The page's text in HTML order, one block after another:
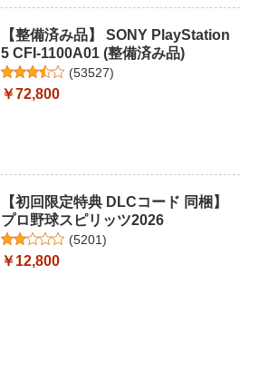
【整備済み品】 SONY PlayStation
5 CFI-1100A01 (整備済み品)
(53527)
￥72,800
【初回限定特典 DLCコード 同梱】
プロ野球スピリッツ2026
(5201)
￥12,800